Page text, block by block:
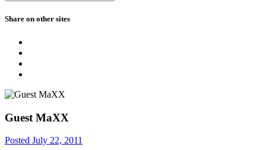
Share on other sites
Guest MaXX
Posted July 22, 2011